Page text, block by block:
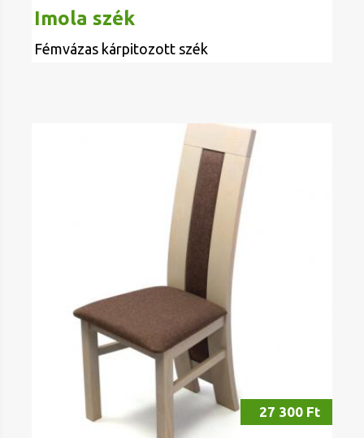
Imola szék
Fémvázas kárpitozott szék
27 300 Ft